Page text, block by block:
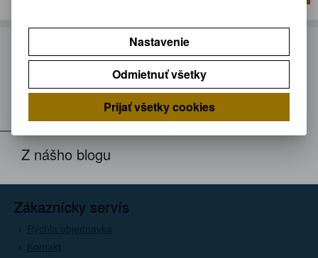
ODBER NOVINIEK
Prihláste sa k odberu noviniek
Registrovať
Z nášho blogu
Zákaznícky servís
Rýchla objednávka
Kontakt
Nastavenie
Odmietnuť všetky
Prijať všetky cookies